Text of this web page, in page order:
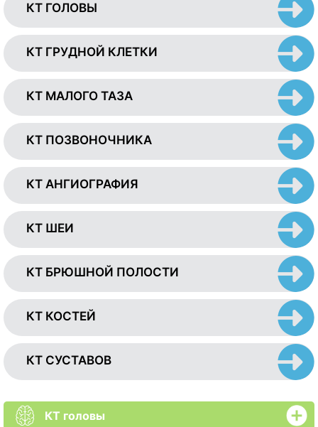
КТ ГОЛОВЫ
КТ ГРУДНОЙ КЛЕТКИ
КТ МАЛОГО ТАЗА
КТ ПОЗВОНОЧНИКА
КТ АНГИОГРАФИЯ
КТ ШЕИ
КТ БРЮШНОЙ ПОЛОСТИ
КТ КОСТЕЙ
КТ СУСТАВОВ
КТ головы